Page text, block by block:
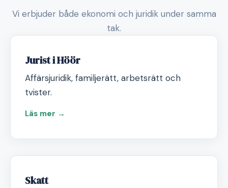
Vi erbjuder både ekonomi och juridik under samma
tak.
Jurist i Höör
Affärsjuridik, familjerätt, arbetsrätt och
tvister.
Läs mer →
Skatt